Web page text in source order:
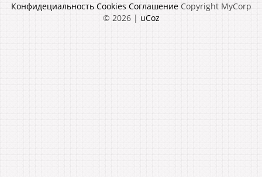
Конфидециальность Cookies Соглашение Copyright MyCorp
© 2026| uCoz